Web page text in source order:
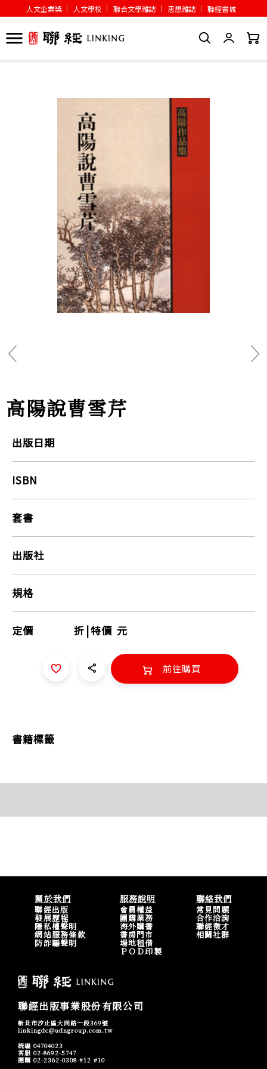
人文企業獎 人文學校 聯合文學雜誌 思想雜誌 聯經書城
高陽說曹雪芹
出版日期
ISBN
套書
出版社
規格
定價 折 |特價 元
前往購買
書籍標籤
關於我們
聯經出版
發展歷程
隱私權聲明
網站服務條款
防詐騙聲明
服務說明
會員權益
團購業務
海外購書
書房門市
場地租借
ＰＯＤ印製
聯絡我們
常見問題
合作洽詢
聯經徵才
相關社群
聯經出版事業股份有限公司
新北市汐止區大同路一段369號
linkingdc@udngroup.com.tw
統編 04704023
客服 02-8692-5747
團購 02-2362-0308 #12 #10